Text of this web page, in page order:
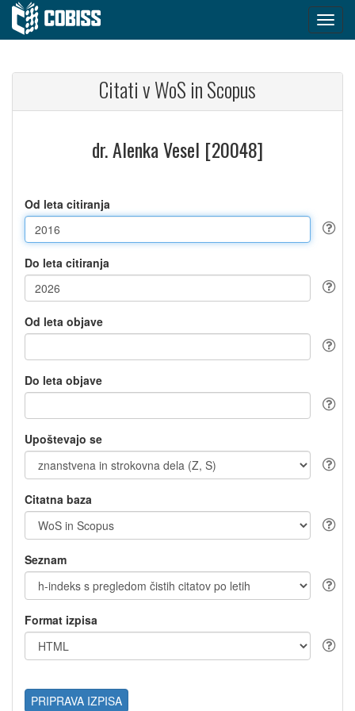
Citati v WoS in Scopus
dr. Alenka Vesel [20048]
Od leta citiranja
Do leta citiranja
Od leta objave
Do leta objave
Upoštevajo se
Citatna baza
Seznam
Format izpisa
PRIPRAVA IZPISA